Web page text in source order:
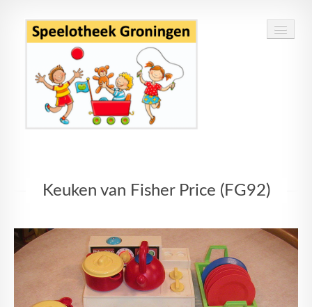
Speelgoed
Openingstijden
Routebeschrijving
Contact
Keuken van Fisher Price (FG92)